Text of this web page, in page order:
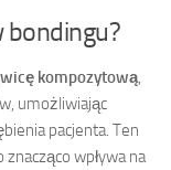
bondingu?
kompozytową,
umożliwiając
pacjenta. Ten
wpływa na